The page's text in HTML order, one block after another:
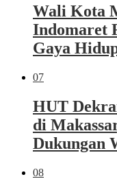
Wali Kota
Indomaret
Gaya
07
HUT
di
Dukungan
08